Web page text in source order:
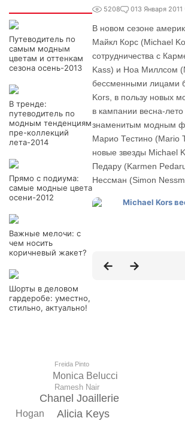
Путеводитель по
самым модным
цветам и оттенкам
сезона осень-2013
В тренде:
путеводитель по
модным тенденциям
пре-коллекций
лета-2014
Прямо с подиума:
самые модные цвета
осени-2012
Важные мелочи: с
чем носить
коричневый жакет?
Шорты в деловом
гардеробе: уместно,
стильно, актуально!
Alicia Keys
Chanel Joaillerie
Monica Belucci
Hogan
Ramesh Nair
Freida Pinto
5208 013 Января 2011
В новом сезоне
Майкл Корс (Michael
сотрудничества с
Kass) и Ноа Миллсом
бессменными лицами
Kors, в пользу новых
в кампании весна-
знаменитым модным
Марио Тестино (Mario
новые звезды Michael
Педару (Karmen
Нессман (Simon